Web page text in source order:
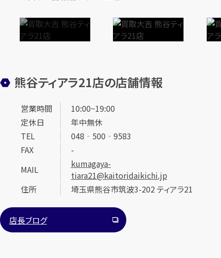
熊谷ティアラ21店の店舗情報
営業時間
10:00~19:00
定休日
年中無休
TEL
048‐500‐9583
FAX
-
MAIL
kumagaya-
tiara21@kaitoridaikichi.jp
住所
埼玉県熊谷市筑波3-202 ティアラ21
店長ブログ